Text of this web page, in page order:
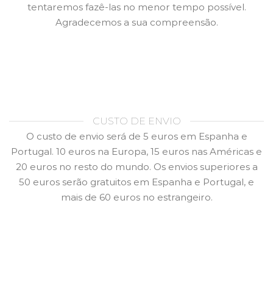
tentaremos fazê-las no menor tempo possível.
Agradecemos a sua compreensão.
CUSTO DE ENVIO
O custo de envio será de 5 euros em Espanha e
Portugal. 10 euros na Europa, 15 euros nas Américas e
20 euros no resto do mundo. Os envios superiores a
50 euros serão gratuitos em Espanha e Portugal, e
mais de 60 euros no estrangeiro.